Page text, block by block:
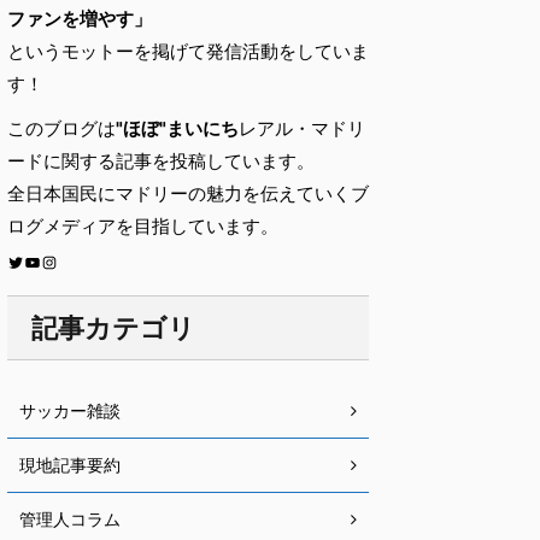
ファンを増やす」
というモットーを掲げて発信活動をしていま
す！
このブログは"ほぼ"まいにちレアル・マドリ
ードに関する記事を投稿しています。
全日本国民にマドリーの魅力を伝えていくブ
ログメディアを目指しています。
記事カテゴリ
サッカー雑談
現地記事要約
管理人コラム